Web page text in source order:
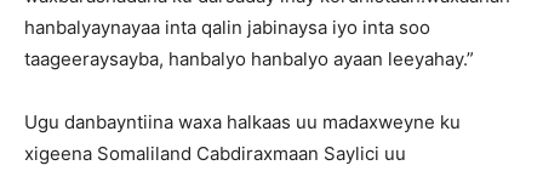
hanbalyaynayaa inta qalin jabinaysa iyo inta soo
taageeraysayba, hanbalyo hanbalyo ayaan leeyahay.”
Ugu danbayntiina waxa halkaas uu madaxweyne ku
xigeena Somaliland Cabdiraxmaan Saylici uu